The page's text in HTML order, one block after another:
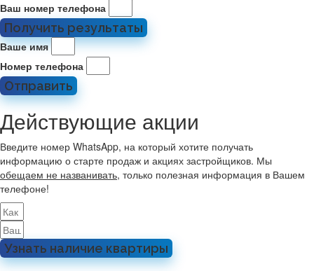
Ваш номер телефона
Получить результаты
Ваше имя
Номер телефона
Отправить
Действующие акции
Введите номер WhatsApp, на который хотите получать
информацию о старте продаж и акциях застройщиков. Мы
обещаем не названивать, только полезная информация в Вашем
телефоне!
Узнать наличие квартиры